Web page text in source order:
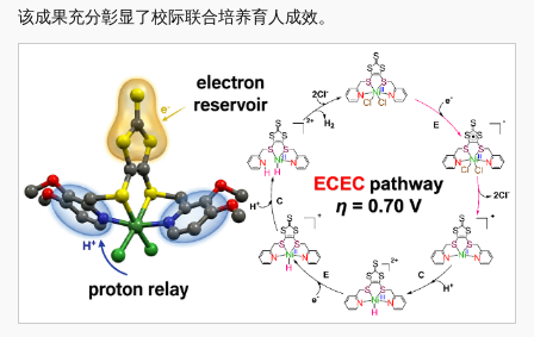
该成果充分彰显了校际联合培养育人成效。